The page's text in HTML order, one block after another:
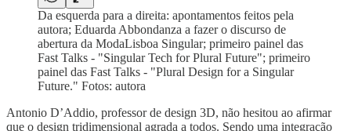
Da esquerda para a direita: apontamentos feitos pela
autora; Eduarda Abbondanza a fazer o discurso de
abertura da ModaLisboa Singular; primeiro painel das
Fast Talks - "Singular Tech for Plural Future"; primeiro
painel das Fast Talks - "Plural Design for a Singular
Future." Fotos: autora
Antonio D’Addio, professor de design 3D, não hesitou ao afirmar
que o design tridimensional agrada a todos. Sendo uma integração